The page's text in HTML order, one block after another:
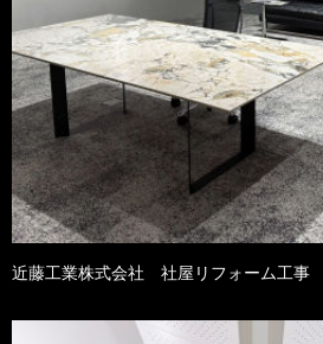
近藤工業株式会社 社屋リフォーム工事